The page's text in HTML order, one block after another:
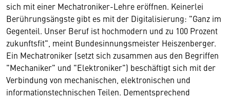
sich mit einer Mechatroniker-Lehre eröffnen. Keinerlei
Berührungsängste gibt es mit der Digitalisierung: "Ganz im
Gegenteil. Unser Beruf ist hochmodern und zu 100 Prozent
zukunftsfit", meint Bundesinnungsmeister Heiszenberger.
Ein Mechatroniker (setzt sich zusammen aus den Begriffen
"Mechaniker" und "Elektroniker") beschäftigt sich mit der
Verbindung von mechanischen, elektronischen und
informationstechnischen Teilen. Dementsprechend